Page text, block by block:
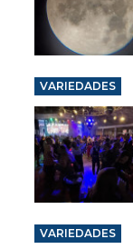
VARIEDADES
VARIEDADES